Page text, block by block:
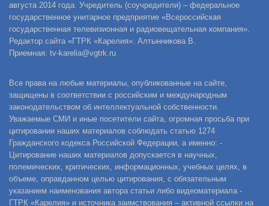
августа 2014 года. Учредитель (соучредители) – федеральное
государственное унитарное предприятие «Всероссийская
государственная телевизионная и радиовещательная компания».
Редактор сайта «ГТРК «Карелия»: Алтынникова В.
Приемная: tv-karelia@vgtrk.ru
Все права на любые материалы, опубликованные на сайте,
защищены в соответствии с российским и международным
законодательством об интеллектуальной собственности.
Уважаемые СМИ и иные посетители сайта, огромная просьба при
цитировании наших материалов соблюдать статью 1274
Гражданского кодекса Российской Федерации, а именно: -
Цитирование наших материалов допускается в научных,
полемических, критических, информационных, учебных целях, в
объеме, оправданном целью цитирования, с обязательным
указанием наименования автора статьи либо видеоматериала -
ГТРК «Карелия» и источника заимствования – активной ссылки на